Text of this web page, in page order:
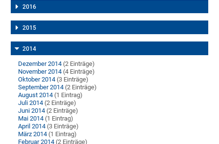
2016
2015
2014
Dezember 2014 (2 Einträge)
November 2014 (4 Einträge)
Oktober 2014 (3 Einträge)
September 2014 (2 Einträge)
August 2014 (1 Eintrag)
Juli 2014 (2 Einträge)
Juni 2014 (2 Einträge)
Mai 2014 (1 Eintrag)
April 2014 (3 Einträge)
März 2014 (1 Eintrag)
Februar 2014 (2 Einträge)